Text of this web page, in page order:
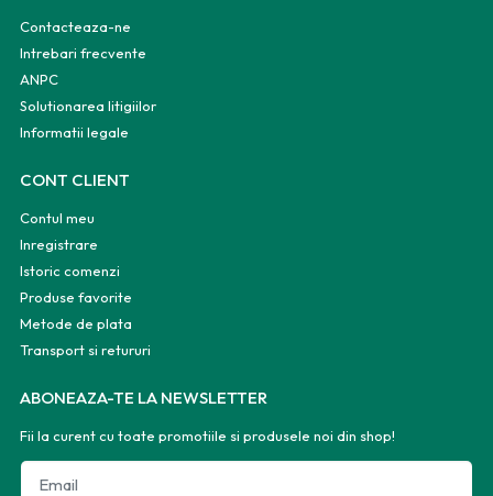
Contacteaza-ne
Intrebari frecvente
ANPC
Solutionarea litigiilor
Informatii legale
CONT CLIENT
Contul meu
Inregistrare
Istoric comenzi
Produse favorite
Metode de plata
Transport si retururi
ABONEAZA-TE LA NEWSLETTER
Fii la curent cu toate promotiile si produsele noi din shop!
Email